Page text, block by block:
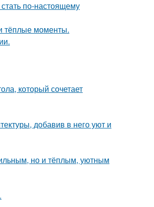
по-настоящему
тёплые моменты.
который сочетает
добавив в него уют и
но и тёплым, уютным